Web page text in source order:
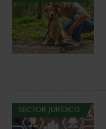
SECTOR JURÍDICO